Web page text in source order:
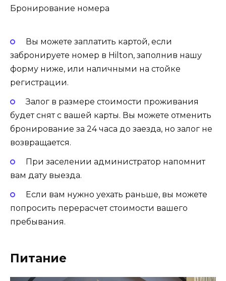
Бронирование номера
Вы можете заплатить картой, если
забронируете номер в Hilton, заполнив нашу
форму ниже, или наличными на стойке
регистрации.
Залог в размере стоимости проживания
будет снят с вашей карты. Вы можете отменить
бронирование за 24 часа до заезда, но залог не
возвращается.
При заселении администратор напомнит
вам дату выезда.
Если вам нужно уехать раньше, вы можете
попросить перерасчет стоимости вашего
пребывания.
Питание